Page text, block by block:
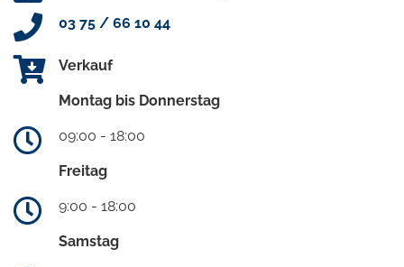
03 75 / 66 10 44
Verkauf
Montag bis Donnerstag
09:00 - 18:00
Freitag
9:00 - 18:00
Samstag